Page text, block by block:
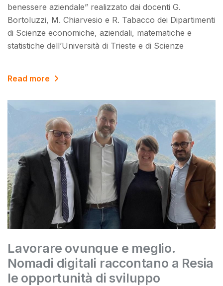
benessere aziendale” realizzato dai docenti G.
Bortoluzzi, M. Chiarvesio e R. Tabacco dei Dipartimenti
di Scienze economiche, aziendali, matematiche e
statistiche dell’Università di Trieste e di Scienze
Read more
Lavorare ovunque e meglio.
Nomadi digitali raccontano a Resia
le opportunità di sviluppo